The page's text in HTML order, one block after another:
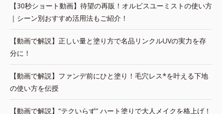
【30秒ショート動画】待望の再販！オルビスユーミストの使い方
｜シーン別おすすめ活用法もご紹介！
【動画で解説】正しい量と塗り方で名品リンクルUVの実力を存
分に！
【動画で解説】ファンデ前にひと塗り！毛穴レス*を叶える下地
の使い方を伝授
【動画で解説】“テクいらず” ハート塗りで大人メイクを格上げ！